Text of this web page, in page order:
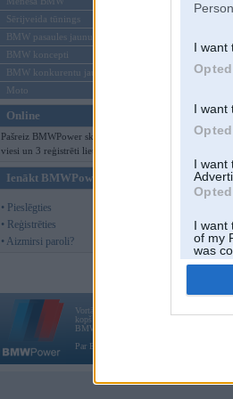
I want
I want
I want
I want
of my
was
Sērijveida tūnings
BMW pasaules jaunumi
BMW koncepti
BMW konkurentu jaunumi
Moto
Online
Pašreiz BMWPower skatās 125
viesi un 3 reģistrēti lietotāji.
Ienākt BMWPower
• Pieslēgties
• Reģistrēties
• Aizmirsi paroli?
Vortāls BMWPower.lv darbojas
kopš 2002. gada 14. maija. Tas nav auto
BMW AG.
Par BMWPower